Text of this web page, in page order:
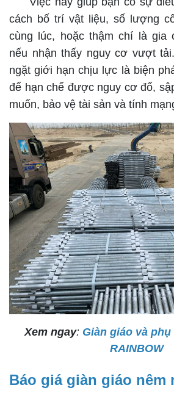
cách bố trí vật liệu, số lượng
cùng lúc, hoặc thậm chí là gia
nếu nhận thấy nguy cơ vượt
ngặt giới hạn chịu lực là biện
để hạn chế được nguy cơ đổ,
muốn, bảo vệ tài sản và tính
Xem ngay: Giàn giáo và
RAINBOW
Báo giá giàn giáo nêm